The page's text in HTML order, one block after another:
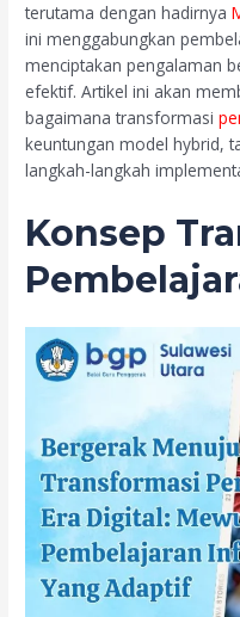
terutama dengan hadirnya
ini menggabungkan
menciptakan pengalaman
efektif. Artikel ini akan
bagaimana transformasi
keuntungan model hybrid,
langkah-langkah
Konsep